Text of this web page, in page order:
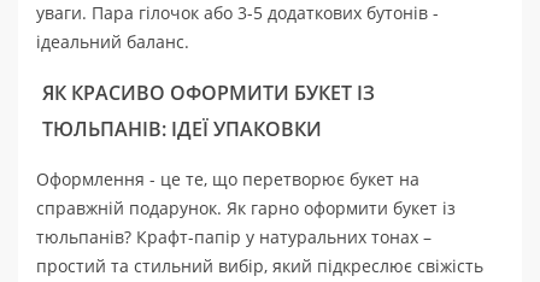
уваги. Пара гілочок або 3-5 додаткових бутонів -
ідеальний баланс.
ЯК КРАСИВО ОФОРМИТИ БУКЕТ ІЗ
ТЮЛЬПАНІВ: ІДЕЇ УПАКОВКИ
Оформлення - це те, що перетворює букет на
справжній подарунок. Як гарно оформити букет із
тюльпанів? Крафт-папір у натуральних тонах –
простий та стильний вибір, який підкреслює свіжість